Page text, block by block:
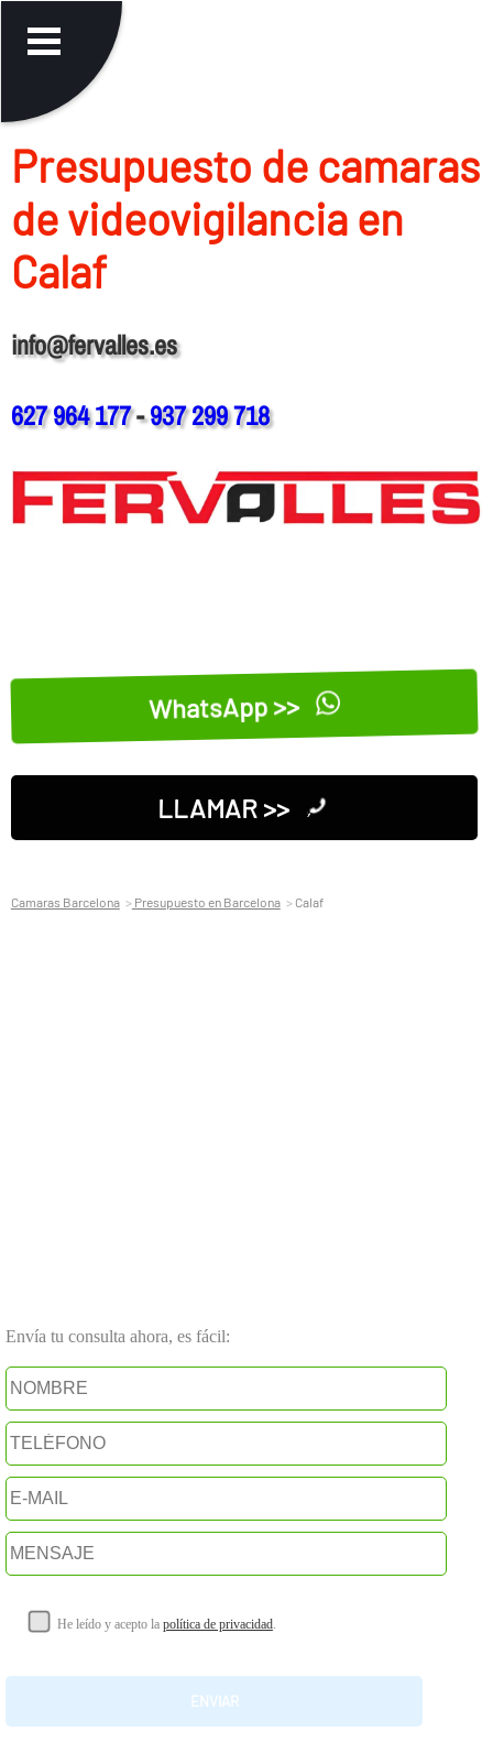
Presupuesto de camaras
de videovigilancia en
Calaf
info@fervalles.es
627 964 177-937 299 718
WhatsApp >>
LLAMAR >>
Camaras Barcelona Presupuesto en Barcelona Calaf
Envía tu consulta ahora, es fácil:
He leído y acepto la política de privacidad.